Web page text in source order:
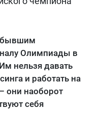
бывшим
Олимпиады в
нельзя давать
и работать на
они наоборот
себя